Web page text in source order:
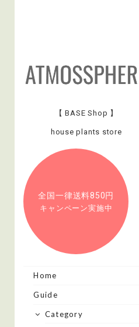
【 BASE Shop 】
house plants store
全国一律送料850円
キャンペーン実施中
Home
Guide
Category